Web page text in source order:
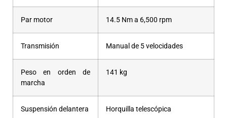
Par motor 14.5 Nm a 6,500 rpm
Transmisión Manual de 5 velocidades
Peso en orden de
marcha
141 kg
Suspensión delantera Horquilla telescópica